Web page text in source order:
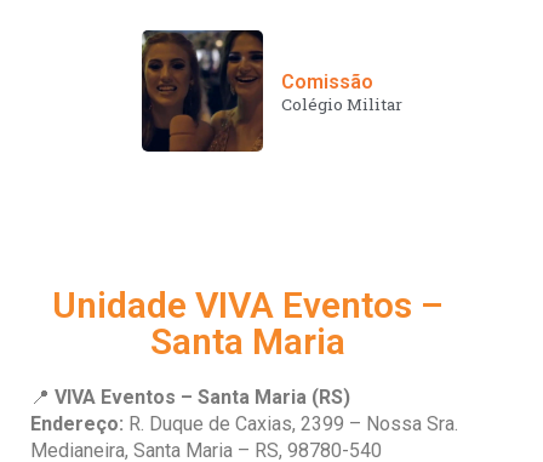
Comissão
Colégio Militar
Unidade VIVA Eventos –
Santa Maria
📍 VIVA Eventos – Santa Maria (RS)
Endereço: R. Duque de Caxias, 2399 – Nossa Sra.
Medianeira, Santa Maria – RS, 98780-540